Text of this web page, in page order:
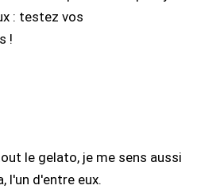
le gelato, je me sens aussi
l'un d'entre eux.